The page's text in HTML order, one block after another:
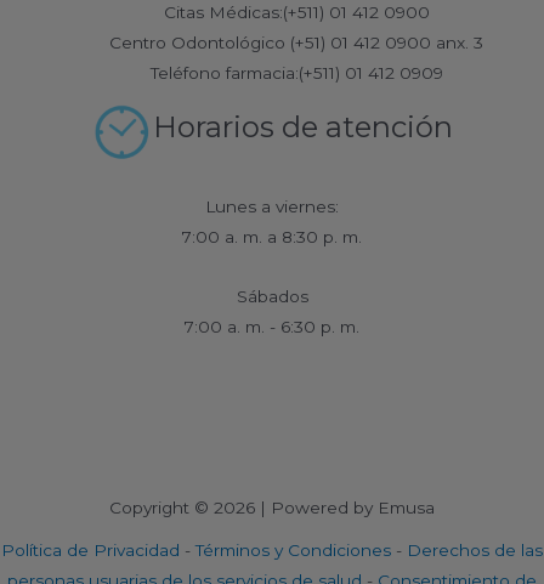
Citas Médicas:(+511) 01 412 0900
Centro Odontológico (+51) 01 412 0900 anx. 3
Teléfono farmacia:(+511) 01 412 0909
Horarios de atención
Lunes a viernes:
7:00 a. m. a 8:30 p. m.
Sábados
7:00 a. m. - 6:30 p. m.
Copyright © 2026 | Powered by Emusa
Política de Privacidad -Términos y Condiciones - Derechos de las